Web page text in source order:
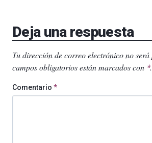
Deja una respuesta
Tu dirección de correo electrónico no será
campos obligatorios están marcados con *.
Comentario *